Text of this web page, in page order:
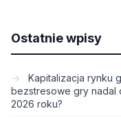
Ostatnie wpisy
Kapitalizacja rynku
bezstresowe gry nadal
2026 roku?